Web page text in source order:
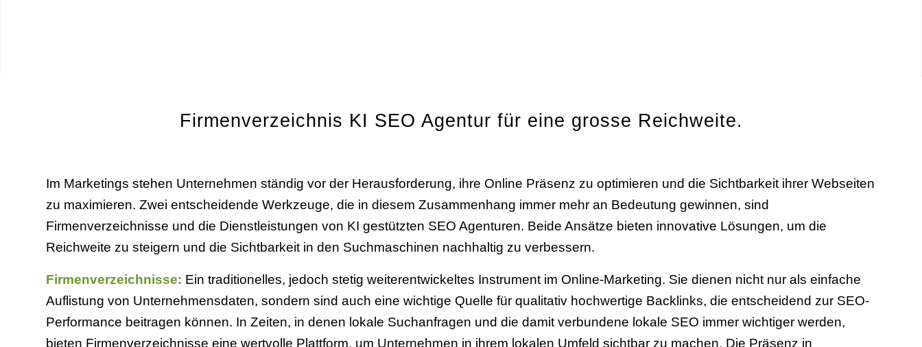
Firmenverzeichnis KI SEO Agentur für eine grosse Reichweite.
Im Marketings stehen Unternehmen ständig vor der Herausforderung, ihre Online Präsenz zu optimieren und die Sichtbarkeit ihrer Webseiten
zu maximieren. Zwei entscheidende Werkzeuge, die in diesem Zusammenhang immer mehr an Bedeutung gewinnen, sind
Firmenverzeichnisse und die Dienstleistungen von KI gestützten SEO Agenturen. Beide Ansätze bieten innovative Lösungen, um die
Reichweite zu steigern und die Sichtbarkeit in den Suchmaschinen nachhaltig zu verbessern.
Firmenverzeichnisse: Ein traditionelles, jedoch stetig weiterentwickeltes Instrument im Online-Marketing. Sie dienen nicht nur als einfache
Auflistung von Unternehmensdaten, sondern sind auch eine wichtige Quelle für qualitativ hochwertige Backlinks, die entscheidend zur SEO-
Performance beitragen können. In Zeiten, in denen lokale Suchanfragen und die damit verbundene lokale SEO immer wichtiger werden,
bieten Firmenverzeichnisse eine wertvolle Plattform, um Unternehmen in ihrem lokalen Umfeld sichtbar zu machen. Die Präsenz in